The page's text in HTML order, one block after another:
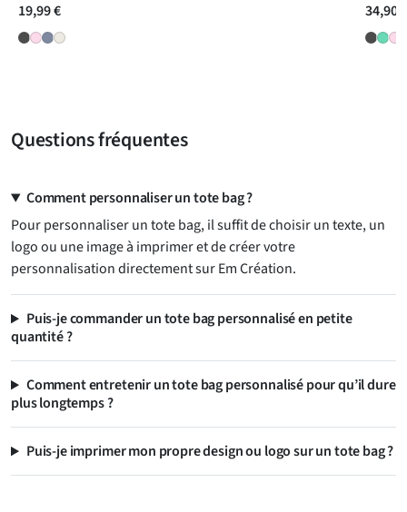
19,99 € 34,90 €
Questions fréquentes
Comment personnaliser un tote bag ?
Pour personnaliser un tote bag, il suffit de choisir un texte, un
logo ou une image à imprimer et de créer votre
personnalisation directement sur Em Création.
Puis-je commander un tote bag personnalisé en petite
quantité ?
Comment entretenir un tote bag personnalisé pour qu’il dure
plus longtemps ?
Puis-je imprimer mon propre design ou logo sur un tote bag ?